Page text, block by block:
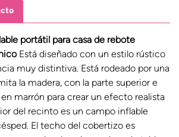
portátil para casa de rebote
Está diseñado con un estilo rústico
muy distintiva. Está rodeado por una
la madera, con la parte superior e
marrón para crear un efecto realista
del recinto es un campo inflable
El techo del cobertizo es